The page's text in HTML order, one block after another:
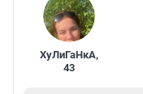
ХуЛиГаНкА,
43